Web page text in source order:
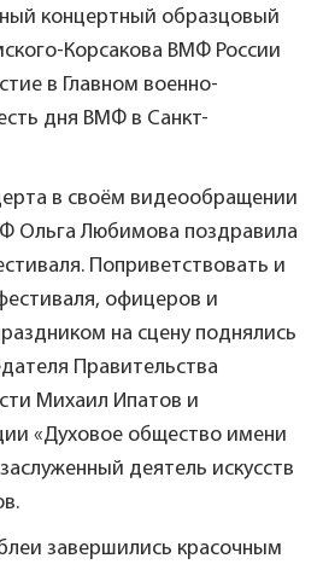
концертный образцовый
Корсакова ВМФ России
в Главном военно-
дня ВМФ в Санкт-
в своём видеообращении
Ольга Любимова поздравила
Поприветствовать и
офицеров и
на сцену поднялись
Правительства
Михаил Ипатов и
«Духовое общество имени
деятель искусств
завершились красочным